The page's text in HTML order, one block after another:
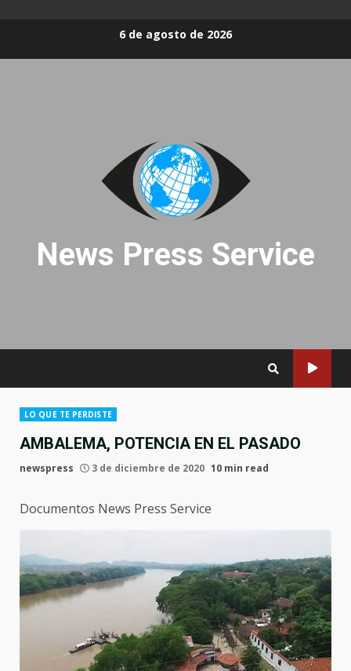
6 de agosto de 2026
News Press Service
LO QUE TE PERDISTE
AMBALEMA, POTENCIA EN EL PASADO
newspress 3 de diciembre de 2020 10 min read
Documentos News Press Service